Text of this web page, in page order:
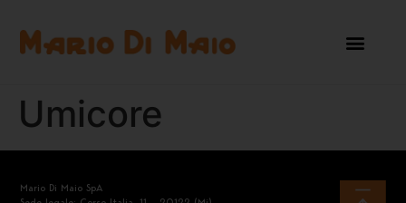
Umicore
Mario Di Maio SpA